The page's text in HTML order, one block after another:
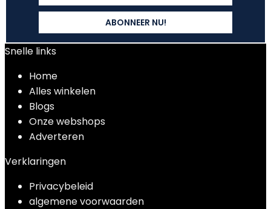
Snelle links
Home
Alles winkelen
Blogs
Onze webshops
Adverteren
Verklaringen
Privacybeleid
algemene voorwaarden